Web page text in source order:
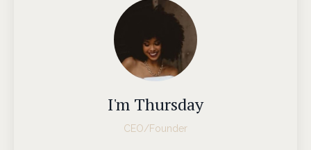
I'm Thursday
CEO/Founder